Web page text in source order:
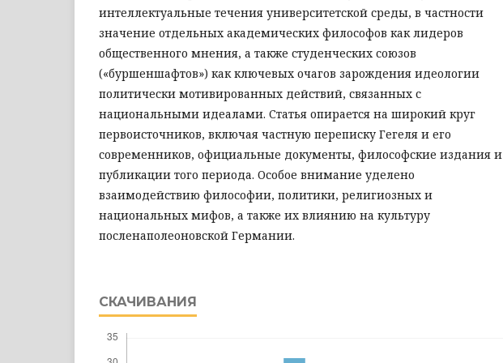
интеллектуальные течения университетской среды, в частности
значение отдельных академических философов как лидеров
общественного мнения, а также студенческих союзов
(«буршеншафтов») как ключевых очагов зарождения идеологии
политически мотивированных действий, связанных с
национальными идеалами. Статья опирается на широкий круг
первоисточников, включая частную переписку Гегеля и его
современников, официальные документы, философские издания и
публикации того периода. Особое внимание уделено
взаимодействию философии, политики, религиозных и
национальных мифов, а также их влиянию на культуру
посленаполеоновской Германии.
СКАЧИВАНИЯ